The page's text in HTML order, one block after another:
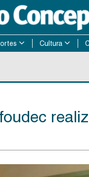
Cultura